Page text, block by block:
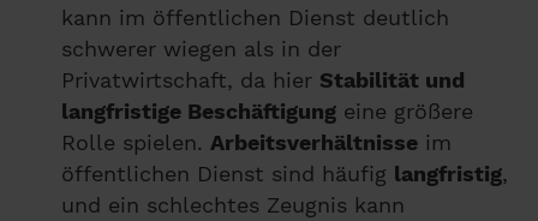
kann im öffentlichen Dienst deutlich
schwerer wiegen als in der
Privatwirtschaft, da hier Stabilität und
langfristige Beschäftigung eine größere
Rolle spielen. Arbeitsverhältnisse im
öffentlichen Dienst sind häufig langfristig,
und ein schlechtes Zeugnis kann